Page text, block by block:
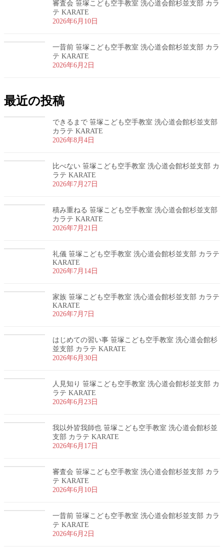
審査会 笹塚こども空手教室 洗心道会館杉並支部 カラ
テ KARATE
2026年6月10日
一昔前 笹塚こども空手教室 洗心道会館杉並支部 カラ
テ KARATE
2026年6月2日
最近の投稿
できるまで 笹塚こども空手教室 洗心道会館杉並支部
カラテ KARATE
2026年8月4日
比べない 笹塚こども空手教室 洗心道会館杉並支部 カ
ラテ KARATE
2026年7月27日
積み重ねる 笹塚こども空手教室 洗心道会館杉並支部
カラテ KARATE
2026年7月21日
礼儀 笹塚こども空手教室 洗心道会館杉並支部 カラテ
KARATE
2026年7月14日
家族 笹塚こども空手教室 洗心道会館杉並支部 カラテ
KARATE
2026年7月7日
はじめての習い事 笹塚こども空手教室 洗心道会館杉
並支部 カラテ KARATE
2026年6月30日
人見知り 笹塚こども空手教室 洗心道会館杉並支部 カ
ラテ KARATE
2026年6月23日
我以外皆我師也 笹塚こども空手教室 洗心道会館杉並
支部 カラテ KARATE
2026年6月17日
審査会 笹塚こども空手教室 洗心道会館杉並支部 カラ
テ KARATE
2026年6月10日
一昔前 笹塚こども空手教室 洗心道会館杉並支部 カラ
テ KARATE
2026年6月2日